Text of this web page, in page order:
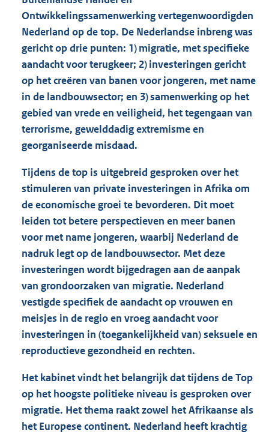
Ontwikkelingssamenwerking vertegenwoordigden
Nederland op de top. De Nederlandse inbreng was
gericht op drie punten: 1) migratie, met specifieke
aandacht voor terugkeer; 2) investeringen gericht
op het creëren van banen voor jongeren, met name
in de landbouwsector; en 3) samenwerking op het
gebied van vrede en veiligheid, het tegengaan van
terrorisme, gewelddadig extremisme en
georganiseerde misdaad.
Tijdens de top is uitgebreid gesproken over het
stimuleren van private investeringen in Afrika om
de economische groei te bevorderen. Dit moet
leiden tot betere perspectieven en meer banen
voor met name jongeren, waarbij Nederland de
nadruk legt op de landbouwsector. Met deze
investeringen wordt bijgedragen aan de aanpak
van grondoorzaken van migratie. Nederland
vestigde specifiek de aandacht op vrouwen en
meisjes in de regio en vroeg aandacht voor
investeringen in (toegankelijkheid van) seksuele en
reproductieve gezondheid en rechten.
Het kabinet vindt het belangrijk dat tijdens de Top
op het hoogste politieke niveau is gesproken over
migratie. Het thema raakt zowel het Afrikaanse als
het Europese continent. Nederland heeft krachtig